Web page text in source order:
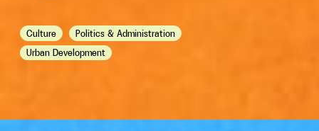
Culture
Politics & Administration
Urban Development